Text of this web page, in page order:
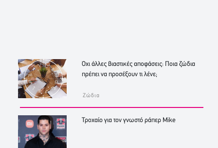
Όχι άλλες βιαστικές αποφάσεις: Ποια ζώδια
πρέπει να προσέξουν τι λένε;
Ζώδια
Τροχαίο για τον γνωστό ράπερ Mike